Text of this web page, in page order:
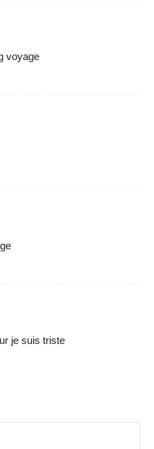
voyage
je suis triste